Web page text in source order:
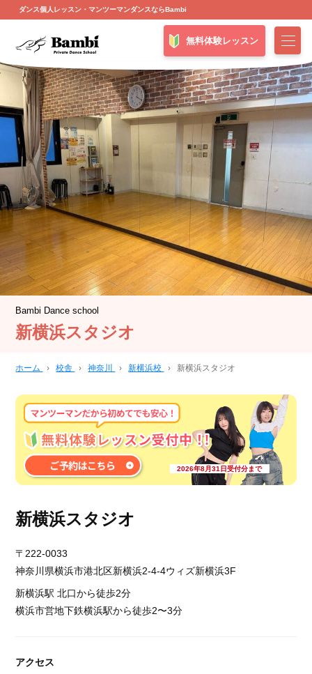
ダンス個人レッスン・マンツーマンダンスならBambi
無料体験レッスン
Bambi Dance school
新横浜スタジオ
ホーム › 校舎 › 神奈川 › 新横浜校 › 新横浜スタジオ
2026年8月31日受付分まで
新横浜スタジオ
〒222-0033
神奈川県横浜市港北区新横浜2-4-4ウィズ新横浜3F
新横浜駅 北口から徒歩2分
横浜市営地下鉄横浜駅から徒歩2〜3分
アクセス